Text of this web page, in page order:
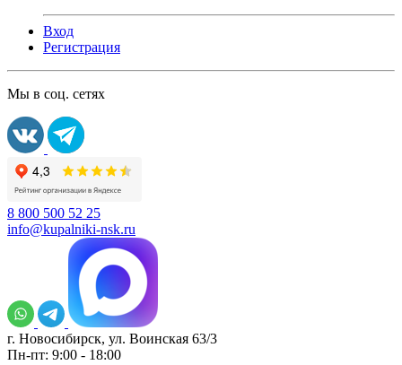
Вход
Регистрация
Мы в соц. сетях
8 800 500 52 25
info@kupalniki-nsk.ru
г. Новосибирск, ул. Воинская 63/3
Пн-пт: 9:00 - 18:00